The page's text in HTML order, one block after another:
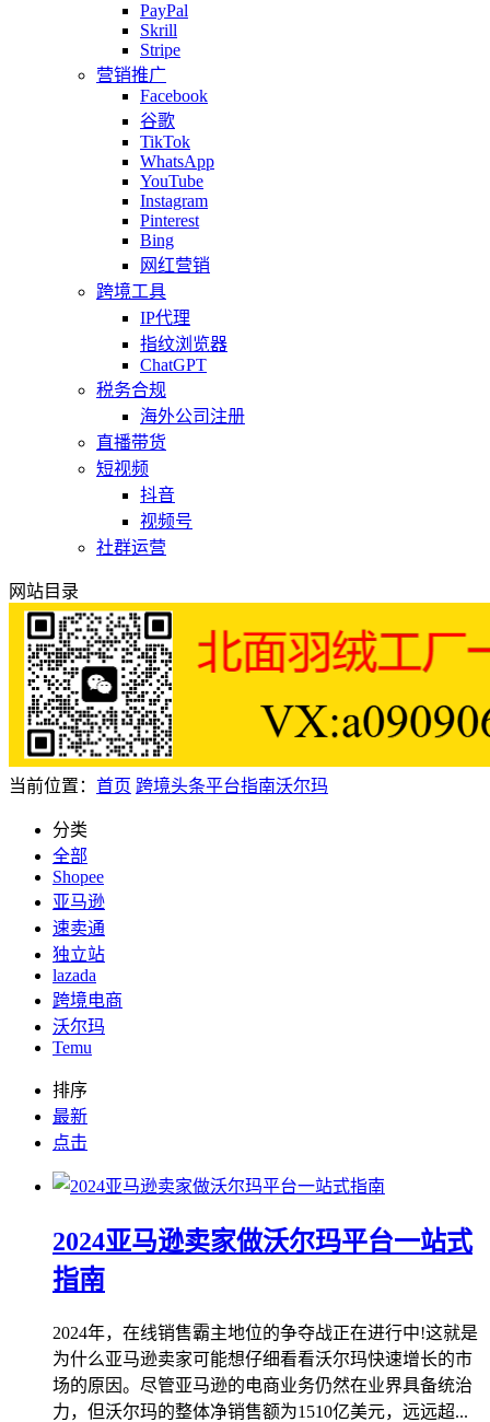
PayPal
Skrill
Stripe
营销推广
Facebook
谷歌
TikTok
WhatsApp
YouTube
Instagram
Pinterest
Bing
网红营销
跨境工具
IP代理
指纹浏览器
ChatGPT
税务合规
海外公司注册
直播带货
短视频
抖音
视频号
社群运营
网站目录
当前位置： 首页 跨境头条平台指南沃尔玛
分类
全部
Shopee
亚马逊
速卖通
独立站
lazada
跨境电商
沃尔玛
Temu
排序
最新
点击
2024亚马逊卖家做沃尔玛平台一站式
指南
2024年，在线销售霸主地位的争夺战正在进行中!这就是
为什么亚马逊卖家可能想仔细看看沃尔玛快速增长的市
场的原因。尽管亚马逊的电商业务仍然在业界具备统治
力，但沃尔玛的整体净销售额为1510亿美元，远远超...